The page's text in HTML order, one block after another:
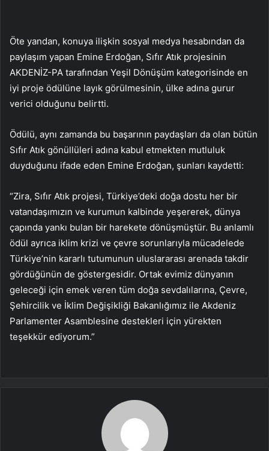
Öte yandan, konuya ilişkin sosyal medya hesabından da
paylaşım yapan Emine Erdoğan, Sıfır Atık projesinin
AKDENİZ-PA tarafından Yeşil Dönüşüm kategorisinde en
iyi proje ödülüne layık görülmesinin, ülke adına gurur
verici olduğunu belirtti.
Ödülü, aynı zamanda bu başarının paydaşları da olan bütün
Sıfır Atık gönüllüleri adına kabul etmekten mutluluk
duyduğunu ifade eden Emine Erdoğan, şunları kaydetti:
“Zira, Sıfır Atık projesi, Türkiye’deki doğa dostu her bir
vatandaşımızın ve kurumun kalbinde yeşererek, dünya
çapında yankı bulan bir harekete dönüşmüştür. Bu anlamlı
ödül ayrıca iklim krizi ve çevre sorunlarıyla mücadelede
Türkiye’nin kararlı tutumunun uluslararası arenada takdir
gördüğünün de göstergesidir. Ortak evimiz dünyanın
geleceği için emek veren tüm doğa sevdalılarına, Çevre,
Şehircilik ve İklim Değişikliği Bakanlığımız ile Akdeniz
Parlamenter Asamblesine destekleri için yürekten
teşekkür ediyorum.”